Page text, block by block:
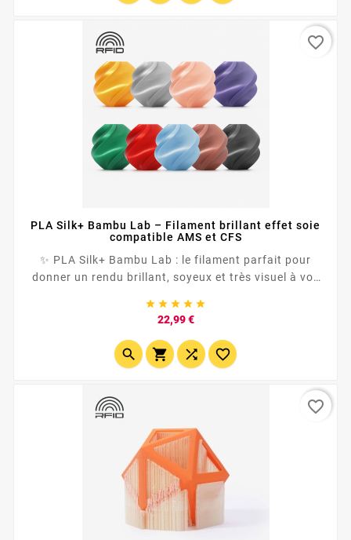
PLA Silk+ Bambu Lab – Filament brillant effet soie
compatible AMS et CFS
✨ PLA Silk+ Bambu Lab : le filament parfait pour
donner un rendu brillant, soyeux et très visuel à vos
    
22,99 €Prix
   
favorite_border
favorite_border